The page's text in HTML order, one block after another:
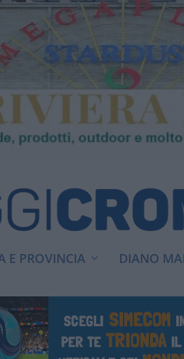
E PROVINCIA DIANO